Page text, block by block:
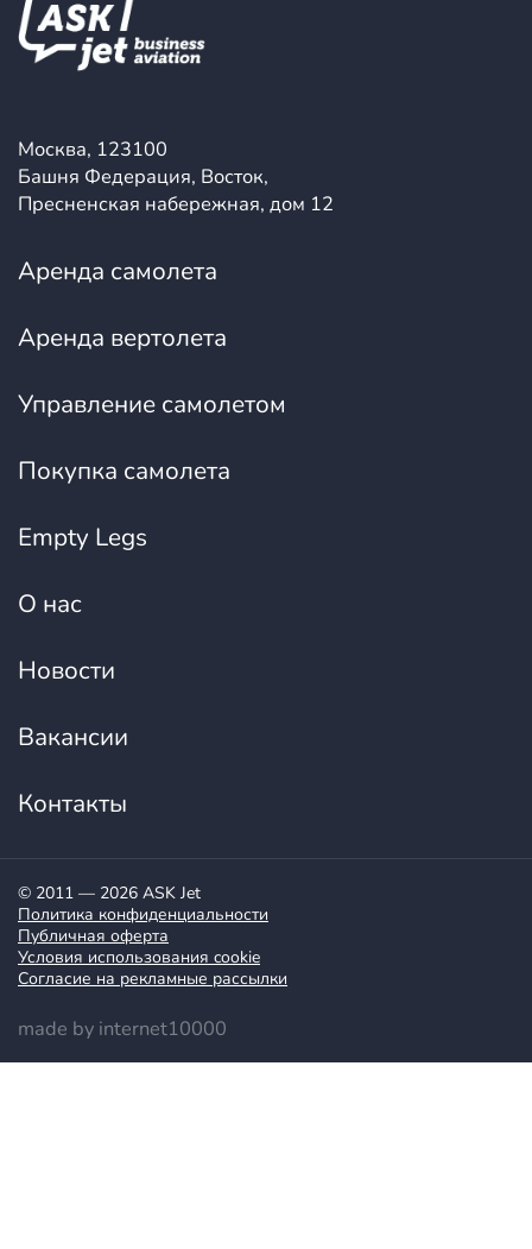
Москва, 123100
Башня Федерация, Восток,
Пресненская набережная, дом 12
Аренда самолета
Аренда вертолета
Управление самолетом
Покупка самолета
Empty Legs
О нас
Новости
Вакансии
Контакты
© 2011 — 2026 ASK Jet
Политика конфиденциальности
Публичная оферта
Условия использования cookie
Согласие на рекламные рассылки
made by internet10000